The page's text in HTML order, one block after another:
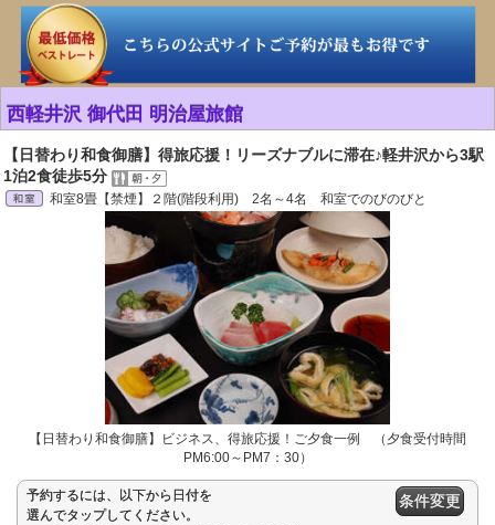
西軽井沢 御代田 明治屋旅館
【日替わり和食御膳】得旅応援！リーズナブルに滞在♪軽井沢から3駅
1泊2食徒歩5分
和室8畳【禁煙】２階(階段利用) 2名～4名 和室でのびのびと
【日替わり和食御膳】ビジネス、得旅応援！ご夕食一例 （夕食受付時間
PM6:00～PM7：30）
予約するには、以下から日付を
選んでタップしてください。
条件変更